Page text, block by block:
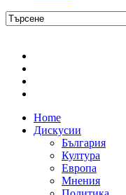
Home
Дискусии
България
Култура
Европа
Мнения